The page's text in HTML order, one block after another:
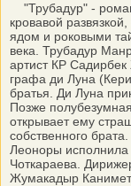
"Трубадур" -
кровавой
ядом и роковыми
века. Трубадур
артист КР
графа ди Луна
братья. Ди Луна
Позже
открывает ему
собственного
Леоноры исполнила
Чоткараева.
Жумакадыр